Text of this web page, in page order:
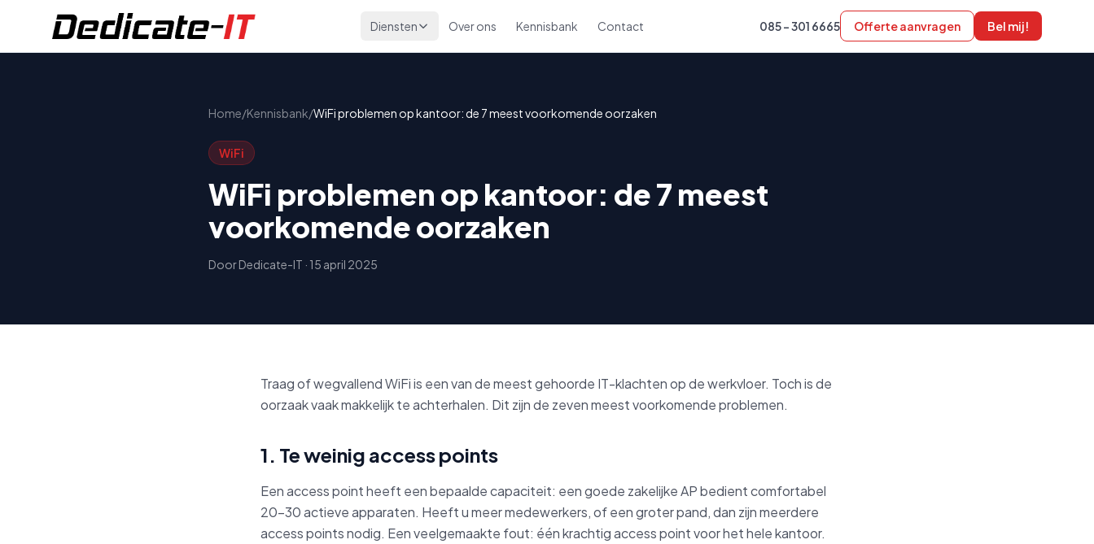
Diensten Over ons Kennisbank Contact 085 - 301 6665 Offerte aanvragen Bel mij!
Home/Kennisbank/WiFi problemen op kantoor: de 7 meest voorkomende oorzaken
WiFi
WiFi problemen op kantoor: de 7 meest
voorkomende oorzaken
DoorDedicate-IT · 15 april 2025
Traag of wegvallend WiFi is een van de meest gehoorde IT-klachten op de werkvloer. Toch is de
oorzaak vaak makkelijk te achterhalen. Dit zijn de zeven meest voorkomende problemen.
1. Te weinig access points
Een access point heeft een bepaalde capaciteit: een goede zakelijke AP bedient comfortabel
20–30 actieve apparaten. Heeft u meer medewerkers, of een groter pand, dan zijn meerdere
access points nodig. Een veelgemaakte fout: één krachtig access point voor het hele kantoor.